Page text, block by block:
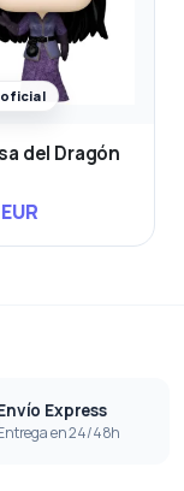
oficial
del Dragón
Express
en 24/48h